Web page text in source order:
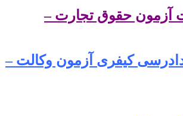
آزمون حقوق تجارت –
دادرسی کیفری آزمون وکالت –